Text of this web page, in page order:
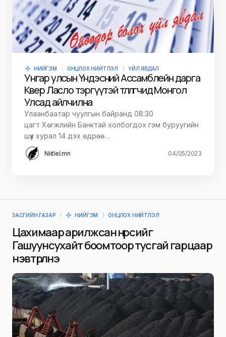
НИЙГЭМ ОНЦЛОХ НИЙТЛЭЛ ҮЙЛ ЯВДАЛ
Унгар улсын Үндэсний Ассамблейн дарга
Көвер Ласло тэргүүтэй төлөөлөгчид Монгол
Улсад айлчилна
Улаанбаатар чуулгын байранд 08:30
цагт Хөгжлийн Банктай холбогдох гэм буруугийн
шүүх хурал 14 дэх өдрөө…
Niitlel.mn 04/05/2023
ЗАСГИЙН ГАЗАР НИЙГЭМ ОНЦЛОХ НИЙТЛЭЛ
Цахимаар арилжсан нүүрсийг
Гашуунсухайт боомтоор тусгай гарцаар
нэвтрүүлнэ